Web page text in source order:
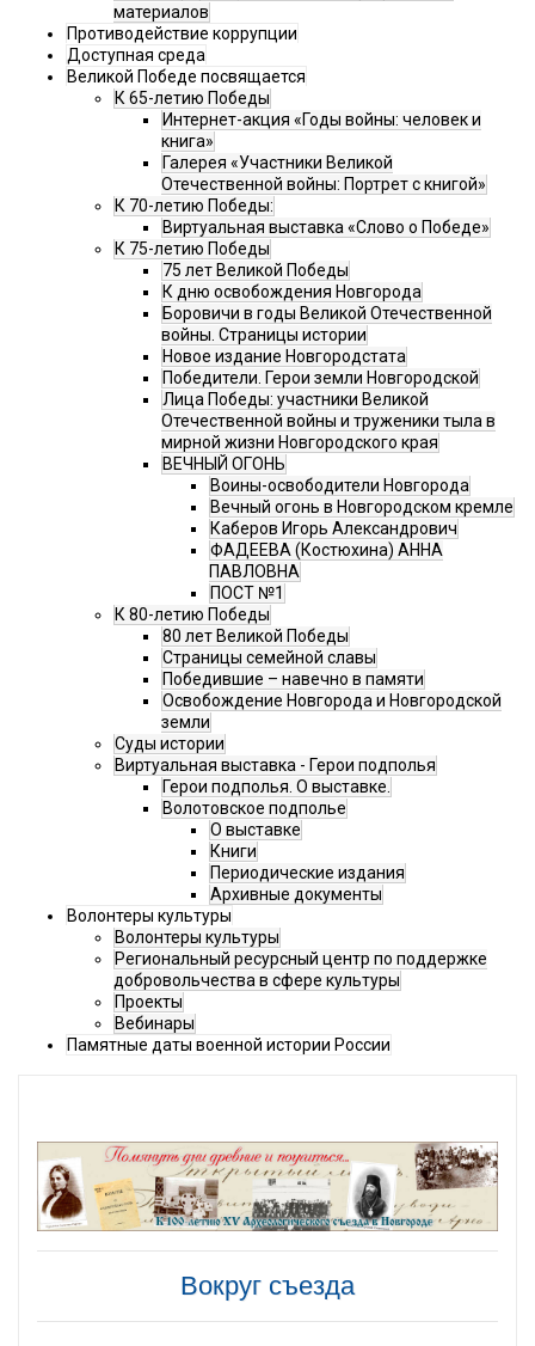
материалов
Противодействие коррупции
Доступная среда
Великой Победе посвящается
К 65-летию Победы
Интернет-акция «Годы войны: человек и
книга»
Галерея «Участники Великой
Отечественной войны: Портрет с книгой»
К 70-летию Победы:
Виртуальная выставка «Слово о Победе»
К 75-летию Победы
75 лет Великой Победы
К дню освобождения Новгорода
Боровичи в годы Великой Отечественной
войны. Страницы истории
Новое издание Новгородстата
Победители. Герои земли Новгородской
Лица Победы: участники Великой
Отечественной войны и труженики тыла в
мирной жизни Новгородского края
ВЕЧНЫЙ ОГОНЬ
Воины-освободители Новгорода
Вечный огонь в Новгородском кремле
Каберов Игорь Александрович
ФАДЕЕВА (Костюхина) АННА
ПАВЛОВНА
ПОСТ №1
К 80-летию Победы
80 лет Великой Победы
Страницы семейной славы
Победившие – навечно в памяти
Освобождение Новгорода и Новгородской
земли
Суды истории
Виртуальная выставка - Герои подполья
Герои подполья. О выставке.
Волотовское подполье
О выставке
Книги
Периодические издания
Архивные документы
Волонтеры культуры
Волонтеры культуры
Региональный ресурсный центр по поддержке
добровольчества в сфере культуры
Проекты
Вебинары
Памятные даты военной истории России
Вокруг съезда